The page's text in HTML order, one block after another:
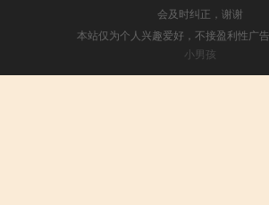
会及时纠正，谢谢
本站仅为个人兴趣爱好，不接盈利性广
小男孩